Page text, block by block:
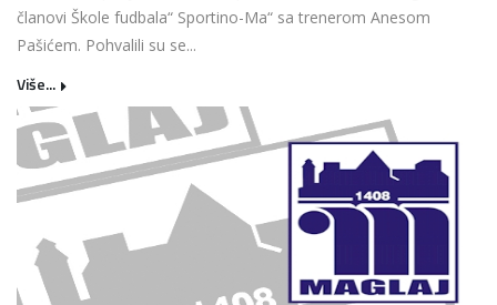
članovi Škole fudbala“ Sportino-Ma“ sa trenerom Anesom
Pašićem. Pohvalili su se...
Više...